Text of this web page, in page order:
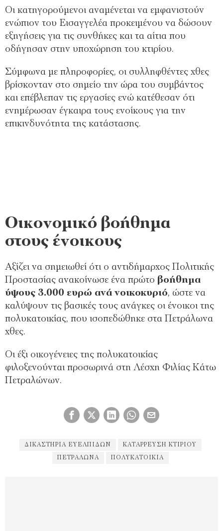
Οι κατηγορούμενοι αναμένεται να εμφανιστούν
ενώπιον του Εισαγγελέα προκειμένου να δώσουν
εξηγήσεις για τις συνθήκες και τα αίτια που
οδήγησαν στην υποχώρηση του κτιρίου.
Σύμφωνα με πληροφορίες, οι συλληφθέντες χθες
βρίσκονταν στο σημείο την ώρα του συμβάντος
και επέβλεπαν τις εργασίες ενώ κατέθεσαν ότι
ενημέρωσαν έγκαιρα τους ενοίκους για την
επικινδυνότητα της κατάστασης.
Οικονομικό βοήθημα
στους ένοικους
Αξίζει να σημειωθεί ότι ο αντιδήμαρχος Πολιτικής
Προστασίας ανακοίνωσε ένα πρώτο βοήθημα
ύψους 3.000 ευρώ ανά νοικοκυριό, ώστε να
καλύψουν τις βασικές τους ανάγκες οι ένοικοι της
πολυκατοικίας, που ισοπεδώθηκε στα Πετράλωνα
χθες.
Οι έξι οικογένειες της πολυκατοικίας
φιλοξενούνται προσωρινά στη Λέσχη Φιλίας Κάτω
Πετραλώνων.
ΔΙΚΑΣΤΉΡΙΑ ΕΥΕΛΠΊΔΩΝ ΚΑΤΆΡΡΕΥΣΗ ΚΤΙΡΙΟΥ
ΠΕΤΡΆΛΩΝΑ ΠΟΛΥΚΑΤΟΙΚΊΑ